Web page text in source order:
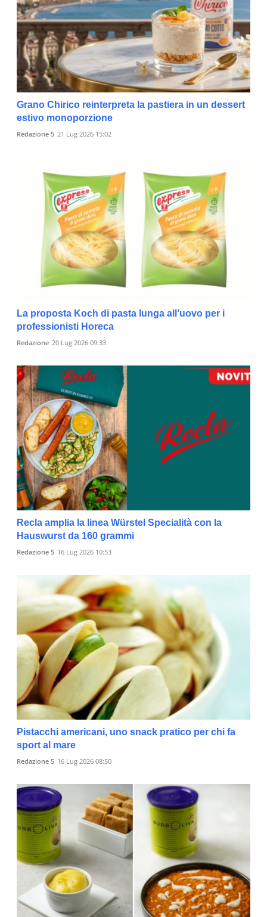
Grano Chirico reinterpreta la pastiera in un dessert
estivo monoporzione
Redazione 5 21 Lug 2026 15:02
La proposta Koch di pasta lunga all’uovo per i
professionisti Horeca
Redazione 20 Lug 2026 09:33
Recla amplia la linea Würstel Specialità con la
Hauswurst da 160 grammi
Redazione 5 16 Lug 2026 10:53
Pistacchi americani, uno snack pratico per chi fa
sport al mare
Redazione 5 16 Lug 2026 08:50